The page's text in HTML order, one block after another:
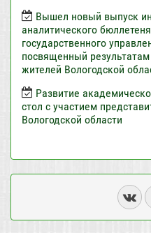
Вышел новый выпуск
аналитического
государственного
посвященный
жителей Вологодской
Развитие
стол с участием
Вологодской области